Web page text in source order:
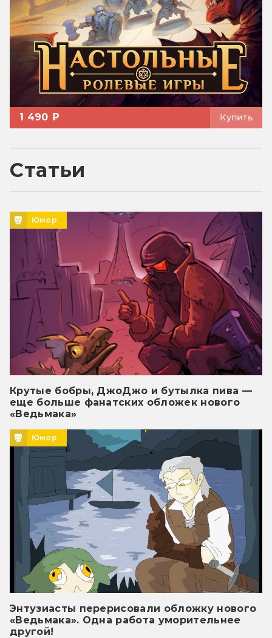
1 490 ₽ Купить
Статьи
Юмор
Крутые бобры, ДжоДжо и бутылка пива —
еще больше фанатских обложек нового
«Ведьмака»
Юмор
Энтузиасты перерисовали обложку нового
«Ведьмака». Одна работа уморительнее
другой!